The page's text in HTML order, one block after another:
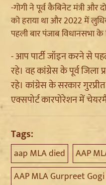
-गोगी ने पूर्व कैबिनेट मंत्री
को हराया था और 2022 में
पहली बार पंजाब विधानसभा
- आप पार्टी जॉइन करने से
रहे। वह कांग्रेस के पूर्व जिला
रहे। कांग्रेस के सरकार
एक्सपोर्ट कारपोरेशन में
Tags:
aap MLA died
AAP
AAP MLA Gurpreet Gogi